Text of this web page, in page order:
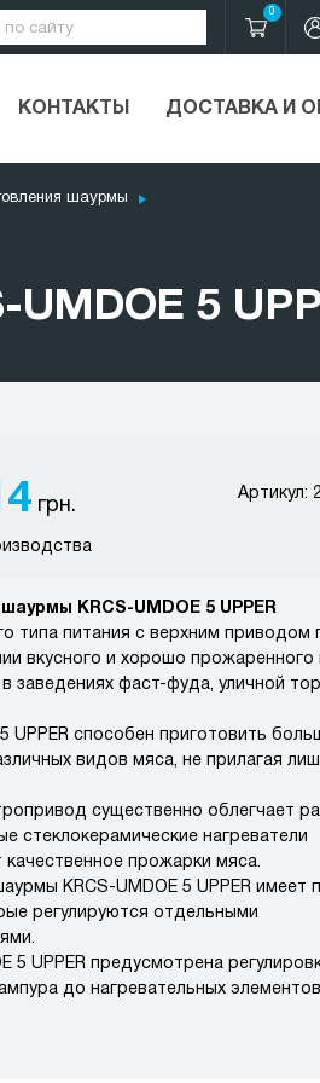
0
КОНТАКТЫ ДОСТАВКА И
шаурмы
5
грн.
Артикул:
KRCS-UMDOE 5 UPPER
типа питания с верхним приводом
вкусного и хорошо прожаренного
заведениях фаст-фуда, уличной
UPPER способен приготовить
видов мяса, не прилагая
существенно облегчает
стеклокерамические нагреватели
качественное прожарки мяса.
KRCS-UMDOE 5 UPPER имеет
регулируются отдельными
5 UPPER предусмотрена
до нагревательных